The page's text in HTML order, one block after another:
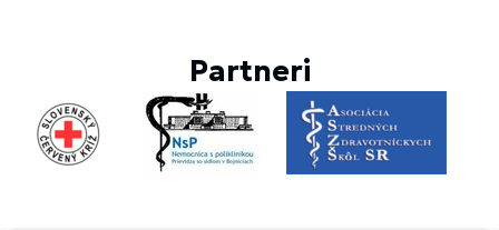
Partneri